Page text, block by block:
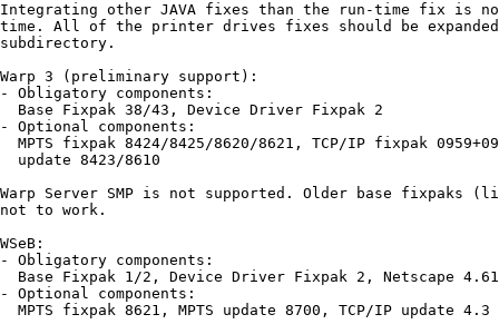
Integrating other JAVA fixes than the run-time fix is
time. All of the printer drives fixes should be expanded
subdirectory.
Warp 3 (preliminary support):
- Obligatory components:
  Base Fixpak 38/43, Device Driver Fixpak 2
- Optional components:
MPTS fixpak 8424/8425/8620/8621, TCP/IP fixpak
  update 8423/8610
Warp Server SMP is not supported. Older base fixpaks
not to work.
WSeB:
- Obligatory components:
  Base Fixpak 1/2, Device Driver Fixpak 2, Netscape 4.61
- Optional components:
  MPTS fixpak 8621, MPTS update 8700, TCP/IP update 4.3